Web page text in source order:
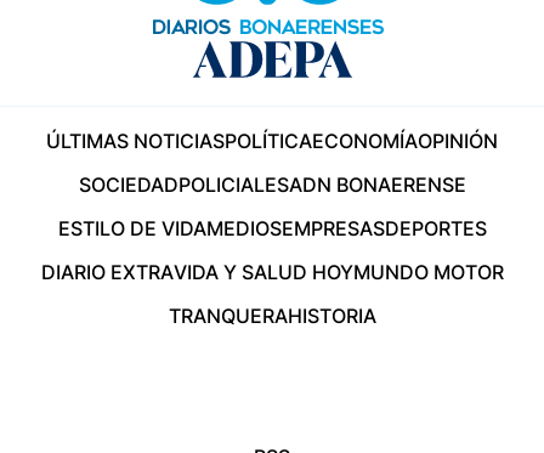
ÚLTIMAS NOTICIASPOLÍTICAECONOMÍAOPINIÓN
SOCIEDADPOLICIALESADN BONAERENSE
ESTILO DE VIDAMEDIOSEMPRESASDEPORTES
DIARIO EXTRAVIDA Y SALUD HOYMUNDO MOTOR
TRANQUERAHISTORIA